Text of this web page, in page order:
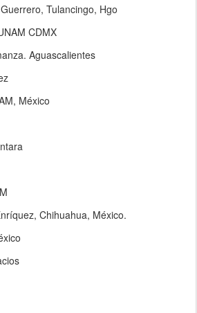
Tulancingo, Hgo
CDMX
Aguascalientes
México
Chihuahua, México.